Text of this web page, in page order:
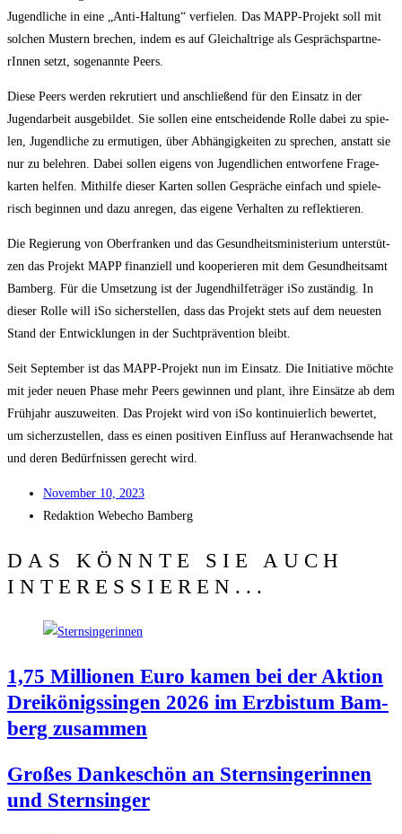
Jugend­li­che in eine „Anti-Hal­tung“ ver­fie­len. Das MAPP-Pro­jekt soll mit
sol­chen Mus­tern bre­chen, indem es auf Gleich­alt­ri­ge als Gesprächs­part­ne­
rIn­nen setzt, soge­nann­te Peers.
Die­se Peers wer­den rekru­tiert und anschlie­ßend für den Ein­satz in der
Jugend­ar­beit aus­ge­bil­det. Sie sol­len eine ent­schei­den­de Rol­le dabei zu spie­
len, Jugend­li­che zu ermu­ti­gen, über Abhän­gig­kei­ten zu spre­chen, anstatt sie
nur zu beleh­ren. Dabei sol­len eigens von Jugend­li­chen ent­wor­fe­ne Fra­ge­
kar­ten hel­fen. Mit­hil­fe die­ser Kar­ten sol­len Gesprä­che ein­fach und spie­le­
risch begin­nen und dazu anre­gen, das eige­ne Ver­hal­ten zu reflektieren.
Die Regie­rung von Ober­fran­ken und das Gesund­heits­mi­nis­te­ri­um unter­stüt­
zen das Pro­jekt MAPP finan­zi­ell und koope­rie­ren mit dem Gesund­heits­amt
Bam­berg. Für die Umset­zung ist der Jugend­hil­fe­trä­ger iSo zustän­dig. In
die­ser Rol­le will iSo sicher­stel­len, dass das Pro­jekt stets auf dem neu­es­ten
Stand der Ent­wick­lun­gen in der Sucht­prä­ven­ti­on bleibt.
Seit Sep­tem­ber ist das MAPP-Pro­jekt nun im Ein­satz. Die Initia­ti­ve möch­te
mit jeder neu­en Pha­se mehr Peers gewin­nen und plant, ihre Ein­sät­ze ab dem
Früh­jahr aus­zu­wei­ten. Das Pro­jekt wird von iSo kon­ti­nu­ier­lich bewer­tet,
um sicher­zu­stel­len, dass es einen posi­ti­ven Ein­fluss auf Her­an­wach­sen­de hat
und deren Bedürf­nis­sen gerecht wird.
Novem­ber 10, 2023
Redak­ti­on Web­echo Bamberg
DAS KÖNNTE SIE AUCH
INTERESSIEREN...
1,75 Mil­lio­nen Euro kamen bei der Akti­on
Drei­kö­nigs­sin­gen 2026 im Erz­bis­tum Bam­
berg zusammen
Gro­ßes Dan­ke­schön an Stern­sin­ge­rin­nen
und Sternsinger